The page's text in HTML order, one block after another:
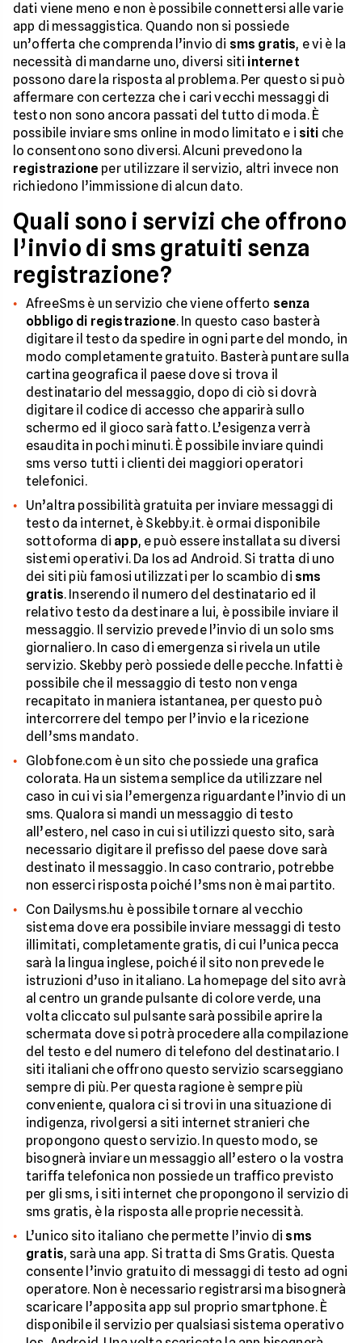
dati viene meno e non è possibile connettersi alle varie
app di messaggistica. Quando non si possiede
un’offerta che comprenda l’invio di sms gratis, e vi è la
necessità di mandarne uno, diversi siti internet
possono dare la risposta al problema. Per questo si può
affermare con certezza che i cari vecchi messaggi di
testo non sono ancora passati del tutto di moda. È
possibile inviare sms online in modo limitato e i siti che
lo consentono sono diversi. Alcuni prevedono la
registrazione per utilizzare il servizio, altri invece non
richiedono l’immissione di alcun dato.
Quali sono i servizi che offrono
l’invio di sms gratuiti senza
registrazione?
AfreeSms è un servizio che viene offerto senza
obbligo di registrazione. In questo caso basterà
digitare il testo da spedire in ogni parte del mondo, in
modo completamente gratuito. Basterà puntare sulla
cartina geografica il paese dove si trova il
destinatario del messaggio, dopo di ciò si dovrà
digitare il codice di accesso che apparirà sullo
schermo ed il gioco sarà fatto. L’esigenza verrà
esaudita in pochi minuti. È possibile inviare quindi
sms verso tutti i clienti dei maggiori operatori
telefonici.
Un’altra possibilità gratuita per inviare messaggi di
testo da internet, è Skebby.it. è ormai disponibile
sottoforma di app, e può essere installata su diversi
sistemi operativi. Da Ios ad Android. Si tratta di uno
dei siti più famosi utilizzati per lo scambio di sms
gratis. Inserendo il numero del destinatario ed il
relativo testo da destinare a lui, è possibile inviare il
messaggio. Il servizio prevede l’invio di un solo sms
giornaliero. In caso di emergenza si rivela un utile
servizio. Skebby però possiede delle pecche. Infatti è
possibile che il messaggio di testo non venga
recapitato in maniera istantanea, per questo può
intercorrere del tempo per l’invio e la ricezione
dell’sms mandato.
Globfone.com è un sito che possiede una grafica
colorata. Ha un sistema semplice da utilizzare nel
caso in cui vi sia l’emergenza riguardante l’invio di un
sms. Qualora si mandi un messaggio di testo
all’estero, nel caso in cui si utilizzi questo sito, sarà
necessario digitare il prefisso del paese dove sarà
destinato il messaggio. In caso contrario, potrebbe
non esserci risposta poiché l’sms non è mai partito.
Con Dailysms.hu è possibile tornare al vecchio
sistema dove era possibile inviare messaggi di testo
illimitati, completamente gratis, di cui l’unica pecca
sarà la lingua inglese, poiché il sito non prevede le
istruzioni d’uso in italiano. La homepage del sito avrà
al centro un grande pulsante di colore verde, una
volta cliccato sul pulsante sarà possibile aprire la
schermata dove si potrà procedere alla compilazione
del testo e del numero di telefono del destinatario. I
siti italiani che offrono questo servizio scarseggiano
sempre di più. Per questa ragione è sempre più
conveniente, qualora ci si trovi in una situazione di
indigenza, rivolgersi a siti internet stranieri che
propongono questo servizio. In questo modo, se
bisognerà inviare un messaggio all’estero o la vostra
tariffa telefonica non possiede un traffico previsto
per gli sms, i siti internet che propongono il servizio di
sms gratis, è la risposta alle proprie necessità.
L’unico sito italiano che permette l’invio di sms
gratis, sarà una app. Si tratta di Sms Gratis. Questa
consente l’invio gratuito di messaggi di testo ad ogni
operatore. Non è necessario registrarsi ma bisognerà
scaricare l’apposita app sul proprio smartphone. È
disponibile il servizio per qualsiasi sistema operativo